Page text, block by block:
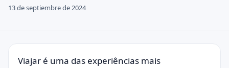
Legal
13 de septiembre de 2024
Viajar é uma das experiências mais